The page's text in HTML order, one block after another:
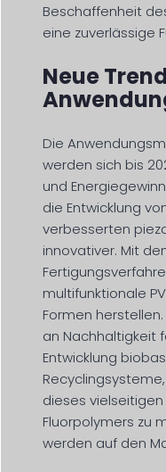
Beschaffenheit
eine zuverlässige
Neue
Die
werden sich bis
und
die Entwicklung
verbesserten
innovativer. Mit
multifunktionale
Formen
an Nachhaltigkeit
Entwicklung
dieses
Fluorpolymers zu
werden auf den